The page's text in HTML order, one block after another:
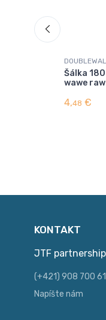
Šálka 180
wawe raw
4,48 €
KONTAKT
JTF partnership
(+421) 908 700
Napíšte nám